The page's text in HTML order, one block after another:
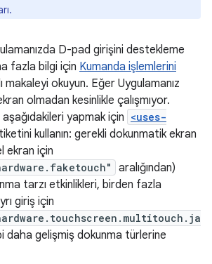
D-pad girişini destekleme
fazla bilgi için Kumanda işlemlerini
makaleyi okuyun. Eğer Uygulamanız
olmadan kesinlikle çalışmıyor.
yapmak için <uses-
kullanın: gerekli dokunmatik ekran
ekran için
aralığından)
tarzı etkinlikleri, birden fazla
giriş için
daha gelişmiş dokunma türlerine